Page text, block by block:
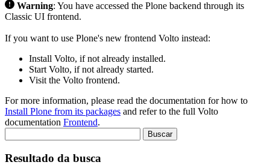
Warning: You have accessed the Plone backend through its
Classic UI frontend.
If you want to use Plone's new frontend Volto instead:
Install Volto, if not already installed.
Start Volto, if not already started.
Visit the Volto frontend.
For more information, please read the documentation for how to
Install Plone from its packages and refer to the full Volto
documentation Frontend.
Resultado da busca